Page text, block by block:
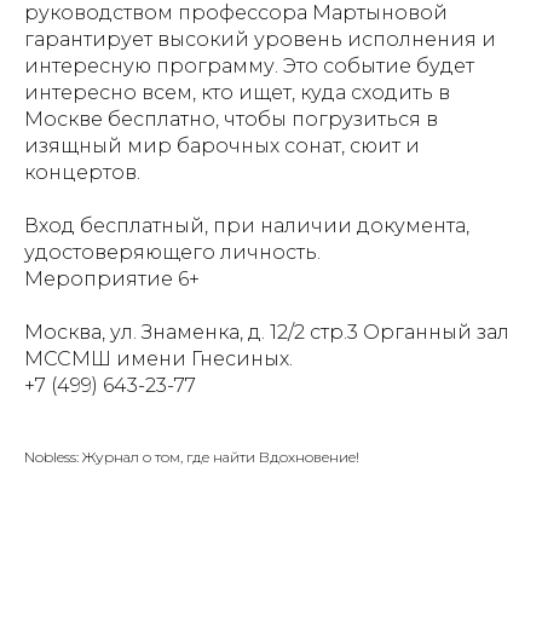
руководством профессора Мартыновой
гарантирует высокий уровень исполнения и
интересную программу. Это событие будет
интересно всем, кто ищет, куда сходить в
Москве бесплатно, чтобы погрузиться в
изящный мир барочных сонат, сюит и
концертов.
Вход бесплатный, при наличии документа,
удостоверяющего личность.
Мероприятие 6+
Москва, ул. Знаменка, д. 12/2 стр.3 Органный зал
МССМШ имени Гнесиных.
+7 (499) 643-23-77
Nobless: Журнал о том, где найти Вдохновение!